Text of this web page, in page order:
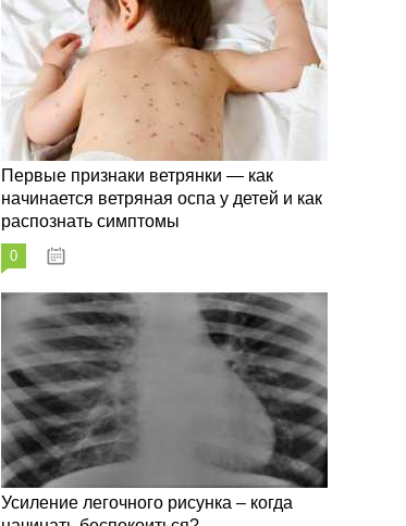
Первые признаки ветрянки — как
начинается ветряная оспа у детей и как
распознать симптомы
0
Усиление легочного рисунка – когда